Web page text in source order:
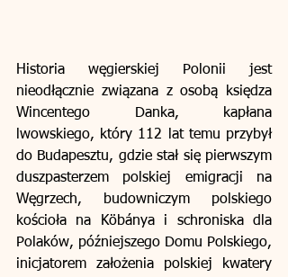
Historia węgierskiej Polonii jest
nieodłącznie związana z osobą księdza
Wincentego Danka, kapłana
lwowskiego, który 112 lat temu przybył
do Budapesztu, gdzie stał się pierwszym
duszpasterzem polskiej emigracji na
Węgrzech, budowniczym polskiego
kościoła na Köbánya i schroniska dla
Polaków, późniejszego Domu Polskiego,
inicjatorem założenia polskiej kwatery